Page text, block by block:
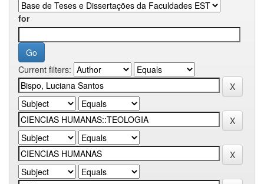
for
Current filters: